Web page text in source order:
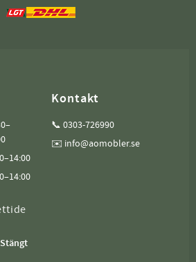
Kontakt
📞 0303-726990
✉️ info@aomobler.se